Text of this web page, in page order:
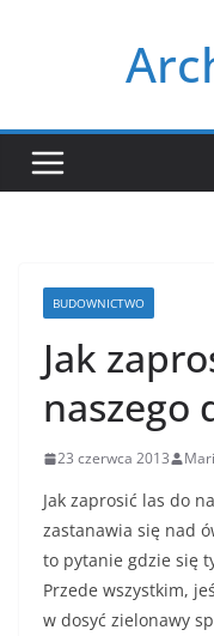
BUDOWNICTWO
Jak
naszego
23 czerwca 2013
Jak zaprosić las do
zastanawia się nad
to pytanie gdzie się
Przede wszystkim,
w dosyć zielonawy